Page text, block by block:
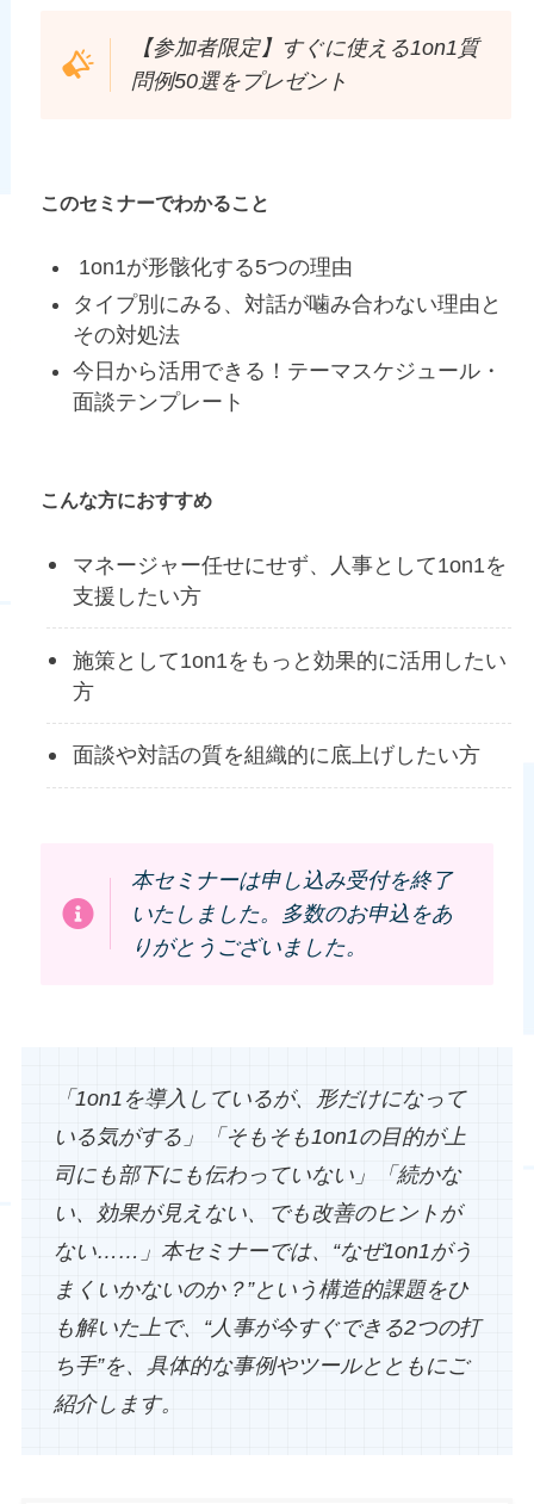
【参加者限定】すぐに使える1on1質
問例50選をプレゼント
このセミナーでわかること
1on1が形骸化する5つの理由
タイプ別にみる、対話が噛み合わない理由と
その対処法
今日から活用できる！テーマスケジュール・
面談テンプレート
こんな方におすすめ
マネージャー任せにせず、人事として1on1を
支援したい方
施策として1on1をもっと効果的に活用したい
方
面談や対話の質を組織的に底上げしたい方
本セミナーは申し込み受付を終了
いたしました。多数のお申込をあ
りがとうございました。
「1on1を導入しているが、形だけになって
いる気がする」「そもそも1on1の目的が上
司にも部下にも伝わっていない」「続かな
い、効果が見えない、でも改善のヒントが
ない……」本セミナーでは、“なぜ1on1がう
まくいかないのか？”という構造的課題をひ
も解いた上で、“人事が今すぐできる2つの打
ち手”を、具体的な事例やツールとともにご
紹介します。